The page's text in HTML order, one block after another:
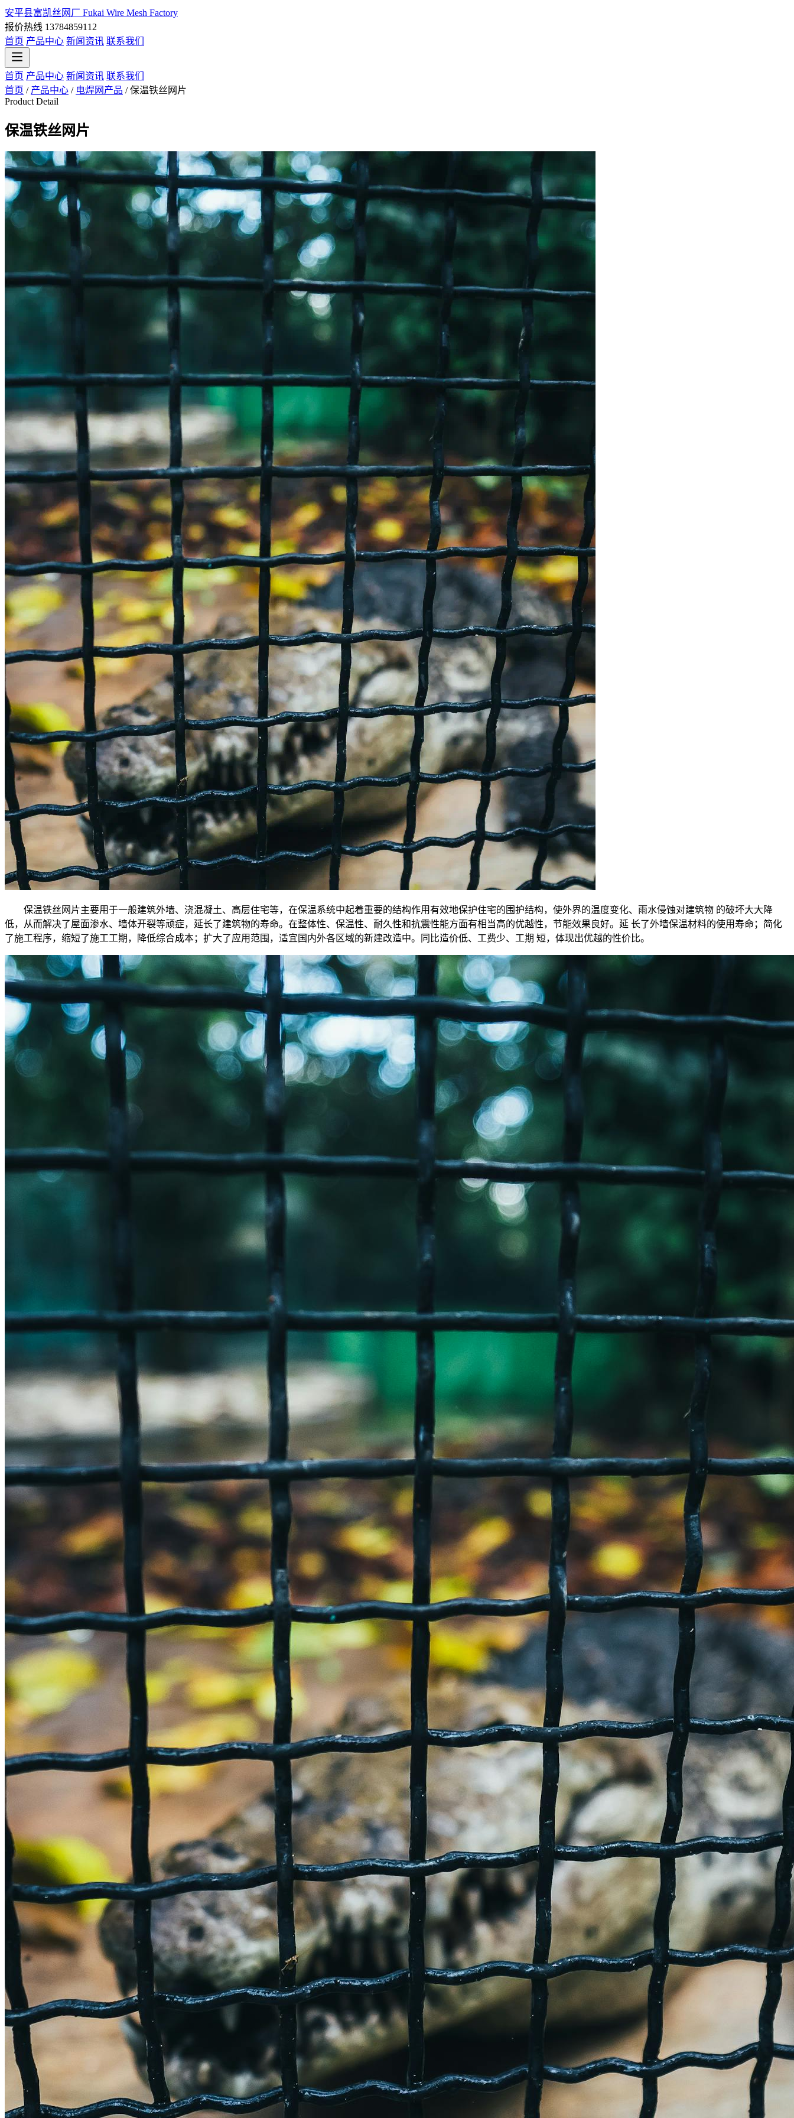
安平县富凯丝网厂 Fukai Wire Mesh Factory
报价热线 13784859112
首页 产品中心 新闻资讯 联系我们
首页 产品中心 新闻资讯 联系我们
首页 / 产品中心 / 电焊网产品 /保温铁丝网片
Product Detail
保温铁丝网片
保温铁丝网片主要用于一般建筑外墙、浇混凝土、高层住宅等，在保温系统中起着重要的结构作用有效地保护住宅的围护结构，使外界的温度变化、雨水侵蚀对建筑物 的破坏大大降
低，从而解决了屋面渗水、墙体开裂等顽症，延长了建筑物的寿命。在整体性、保温性、耐久性和抗震性能方面有相当高的优越性，节能效果良好。延 长了外墙保温材料的使用寿命；简化
了施工程序，缩短了施工工期，降低综合成本；扩大了应用范围，适宜国内外各区域的新建改造中。同比造价低、工费少、工期 短，体现出优越的性价比。